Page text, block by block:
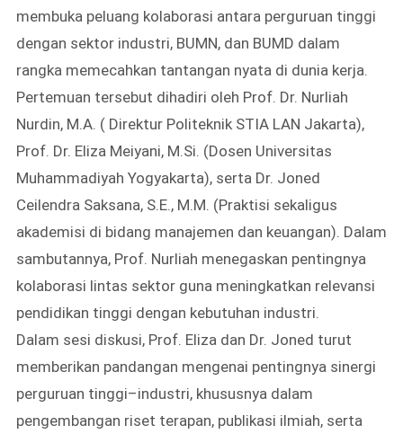
membuka peluang kolaborasi antara perguruan tinggi
dengan sektor industri, BUMN, dan BUMD dalam
rangka memecahkan tantangan nyata di dunia kerja.
Pertemuan tersebut dihadiri oleh Prof. Dr. Nurliah
Nurdin, M.A. ( Direktur Politeknik STIA LAN Jakarta),
Prof. Dr. Eliza Meiyani, M.Si. (Dosen Universitas
Muhammadiyah Yogyakarta), serta Dr. Joned
Ceilendra Saksana, S.E., M.M. (Praktisi sekaligus
akademisi di bidang manajemen dan keuangan). Dalam
sambutannya, Prof. Nurliah menegaskan pentingnya
kolaborasi lintas sektor guna meningkatkan relevansi
pendidikan tinggi dengan kebutuhan industri.
Dalam sesi diskusi, Prof. Eliza dan Dr. Joned turut
memberikan pandangan mengenai pentingnya sinergi
perguruan tinggi–industri, khususnya dalam
pengembangan riset terapan, publikasi ilmiah, serta